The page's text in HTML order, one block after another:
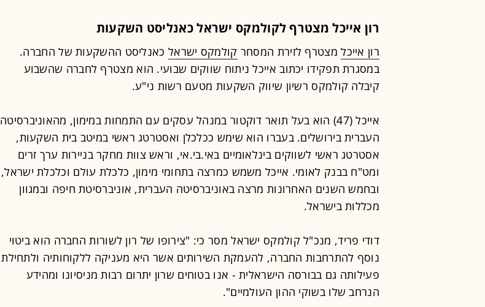
רון אייכל מצטרף לקולמקס ישראל כאנליסט השקעות
רון אייכלמצטרף לזירת המסחר קולמקס ישראל כאנליסט ההשקעות של החברה.
במסגרת תפקידו יכתוב אייכל ניתוח שווקים שבועי. הוא מצטרף לחברה שהשבוע
קיבלה קולמקס רשיון שיווק השקעות מטעם רשות ני"ע.
אייכל (47) הוא בעל תואר דוקטור במנהל עסקים עם התמחות במימון, מהאוניברסיטה
העברית בירושלים. בעברו הוא שימש ככלכלן ואסטרטג ראשי במיטב בית השקעות,
אסטרטג ראשי לשווקים בינלאומיים באי.בי.אי, וראש צוות מחקר בניירות ערך זרים
ומט"ח בבנק לאומי. אייכל משמש כמרצה בתחומי מימון, כלכלת עולם וכלכלת ישראל,
ובחמש השנים האחרונות מרצה באוניברסיטה העברית, אוניברסיטת חיפה ובמגוון
מכללות בישראל.
דודי פריד, מנכ"ל קולמקס ישראל מסר כי: "צירופו של רון לשורות החברה הוא ביטוי
נוסף להתרחבות החברה, להעמקת השירותים אשר היא מעניקה ללקוחותיה ולתחילת
פעילותה גם בבורסה הישראלית - אנו בטוחים שרון יתרום רבות מניסיונו ומהידע
הנרחב שלו בשוקי ההון העולמיים".